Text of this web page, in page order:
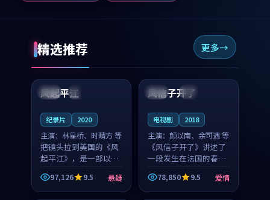
精选推荐 更多
美国 完结
99:07
风起平江
纪录片 2020
主演： 林星桥、时晴方 等
把镜头拉到美国的《风
起平江》，是一部以时
光记忆为底色的悬疑作
品。林星桥和时晴方贡
献了2020年颇受关注的
97,126 9.5 悬疑
法国 4K
99:21
风信子开了
电视剧 2018
主演： 颜以南、余可遇 等
《风信子开了》讲述了
一段发生在法国的春日
漫步故事。颜以南饰演
的主角与余可遇的角色
因一场意外卷入更深的
78,850 9.5 爱情